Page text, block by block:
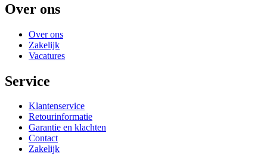
Over ons
Over ons
Zakelijk
Vacatures
Service
Klantenservice
Retourinformatie
Garantie en klachten
Contact
Zakelijk